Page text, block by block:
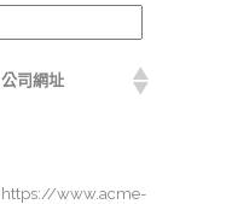
公司網址
https://www.acme-